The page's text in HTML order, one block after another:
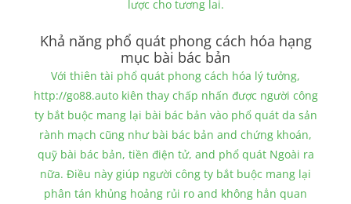
lược cho tương lai.
Khả năng phổ quát phong cách hóa hạng
mục bài bác bản
Với thiên tài phổ quát phong cách hóa lý tưởng,
http://go88.auto kiên thay chấp nhấn được người công
ty bắt buộc mang lại bài bác bản vào phổ quát da sản
rành mạch cũng như bài bác bản and chứng khoán,
quỹ bài bác bản, tiền điện tử, and phổ quát Ngoài ra
nữa. Điều này giúp người công ty bắt buộc mang lại
phân tán khủng hoảng rủi ro and không hẳn quan